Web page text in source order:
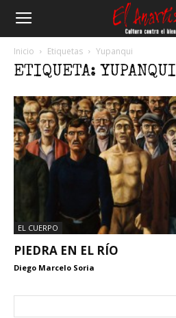
Inicio Etiquetas Yupanqui
ETIQUETA: YUPANQUI
EL CUERPO
PIEDRA EN EL RÍO
Diego Marcelo Soria